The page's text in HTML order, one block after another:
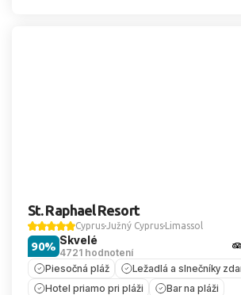
St. Raphael Resort
CyprusJužný Cyprus Limassol
Skvelé
4721 hodnotení
90%
Piesočná pláž
Ležadlá a slnečníky
Hotel priamo pri pláži
Bar na pláži